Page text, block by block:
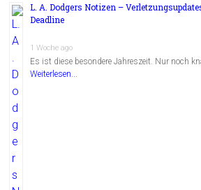
L. A. Dodgers Notizen –
Deadline
1 Woche ago
Es ist diese besondere Jahreszeit. Nur noch
Weiterlesen...